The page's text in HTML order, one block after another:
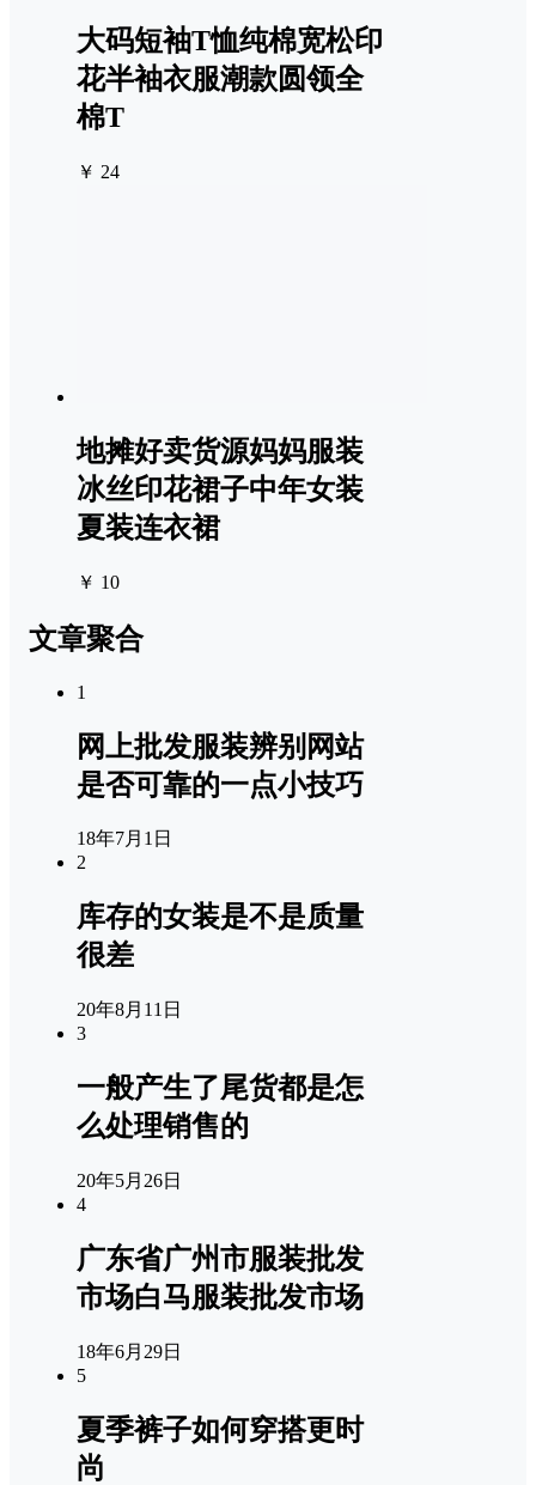
大码短袖T恤纯棉宽松印
花半袖衣服潮款圆领全
棉T
￥ 24
地摊好卖货源妈妈服装
冰丝印花裙子中年女装
夏装连衣裙
￥ 10
文章聚合
1
网上批发服装辨别网站
是否可靠的一点小技巧
18年7月1日
2
库存的女装是不是质量
很差
20年8月11日
3
一般产生了尾货都是怎
么处理销售的
20年5月26日
4
广东省广州市服装批发
市场白马服装批发市场
18年6月29日
5
夏季裤子如何穿搭更时
尚